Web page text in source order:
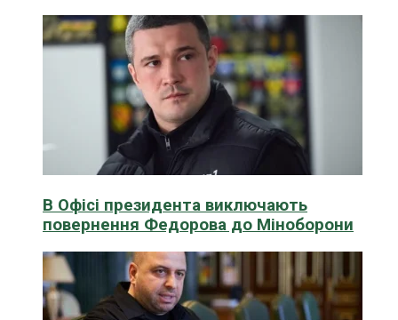
В Офісі президента виключають
повернення Федорова до Міноборони